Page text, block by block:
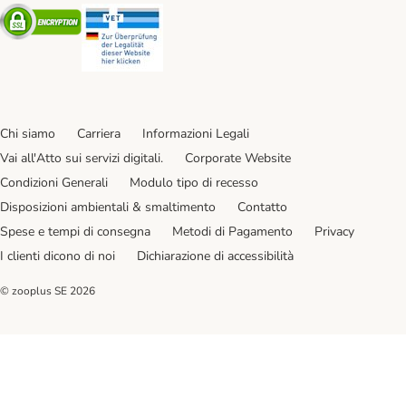
Security
Chi siamo Carriera
Informazioni Legali
Vai all'Atto sui servizi digitali.
Corporate Website
Condizioni Generali
Modulo tipo di recesso
Disposizioni ambientali & smaltimento
Contatto
Spese e tempi di consegna
Metodi di Pagamento
Privacy
I clienti dicono di noi
Dichiarazione di accessibilità
© zooplus SE 2026